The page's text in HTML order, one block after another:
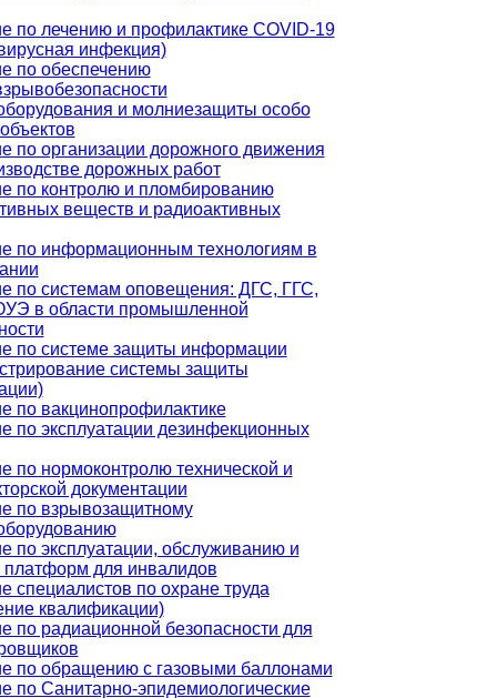
по лечению и профилактике COVID-19
инфекция)
по обеспечению
и молниезащиты особо
по организации дорожного движения
дорожных работ
по контролю и пломбированию
веществ и радиоактивных
по информационным технологиям в
по системам оповещения: ДГС, ГГС,
в области промышленной
по системе защиты информации
системы защиты
по вакцинопрофилактике
по эксплуатации дезинфекционных
по нормоконтролю технической и
документации
по взрывозащитному
по эксплуатации, обслуживанию и
платформ для инвалидов
специалистов по охране труда
квалификации)
по радиационной безопасности для
по обращению с газовыми баллонами
по Санитарно-эпидемиологические